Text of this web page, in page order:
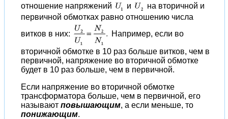
отношение напряжений
и
на вторичной и
первичной обмотках равно отношению числа
витков в них:
Например, если во
вторичной обмотке в 10 раз больше витков, чем в
первичной, напряжение во вторичной обмотке
будет в 10 раз больше, чем в первичной.
Если напряжение во вторичной обмотке
трансформатора больше, чем в первичной, его
называют повышающим, а если меньше, то
понижающим.